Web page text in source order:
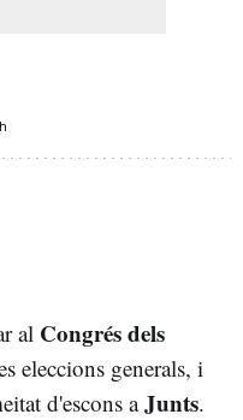
al Congrés dels
eleccions generals, i
d'escons aJunts.